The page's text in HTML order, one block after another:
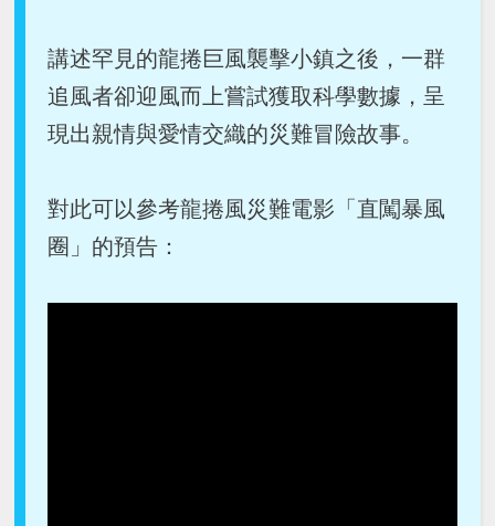
講述罕見的龍捲巨風襲擊小鎮之後，一群
追風者卻迎風而上嘗試獲取科學數據，呈
現出親情與愛情交織的災難冒險故事。
對此可以參考龍捲風災難電影「直闖暴風
圈」的預告：